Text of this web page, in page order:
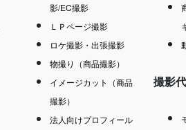
影/EC撮影
ＬＰページ撮影
ロケ撮影・出張撮影
物撮り（商品撮影）
イメージカット（商品
撮影）
法人向けプロフィール
撮影